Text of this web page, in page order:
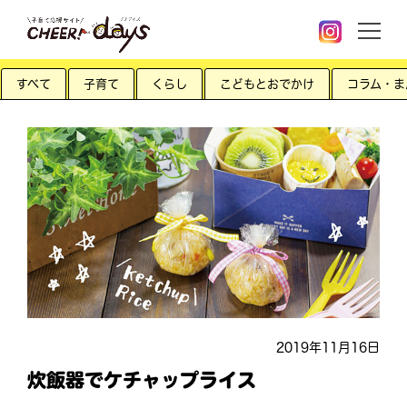
すべて 子育て くらし こどもとおでかけ コラム・
2019年11月16日
炊飯器でケチャップライス